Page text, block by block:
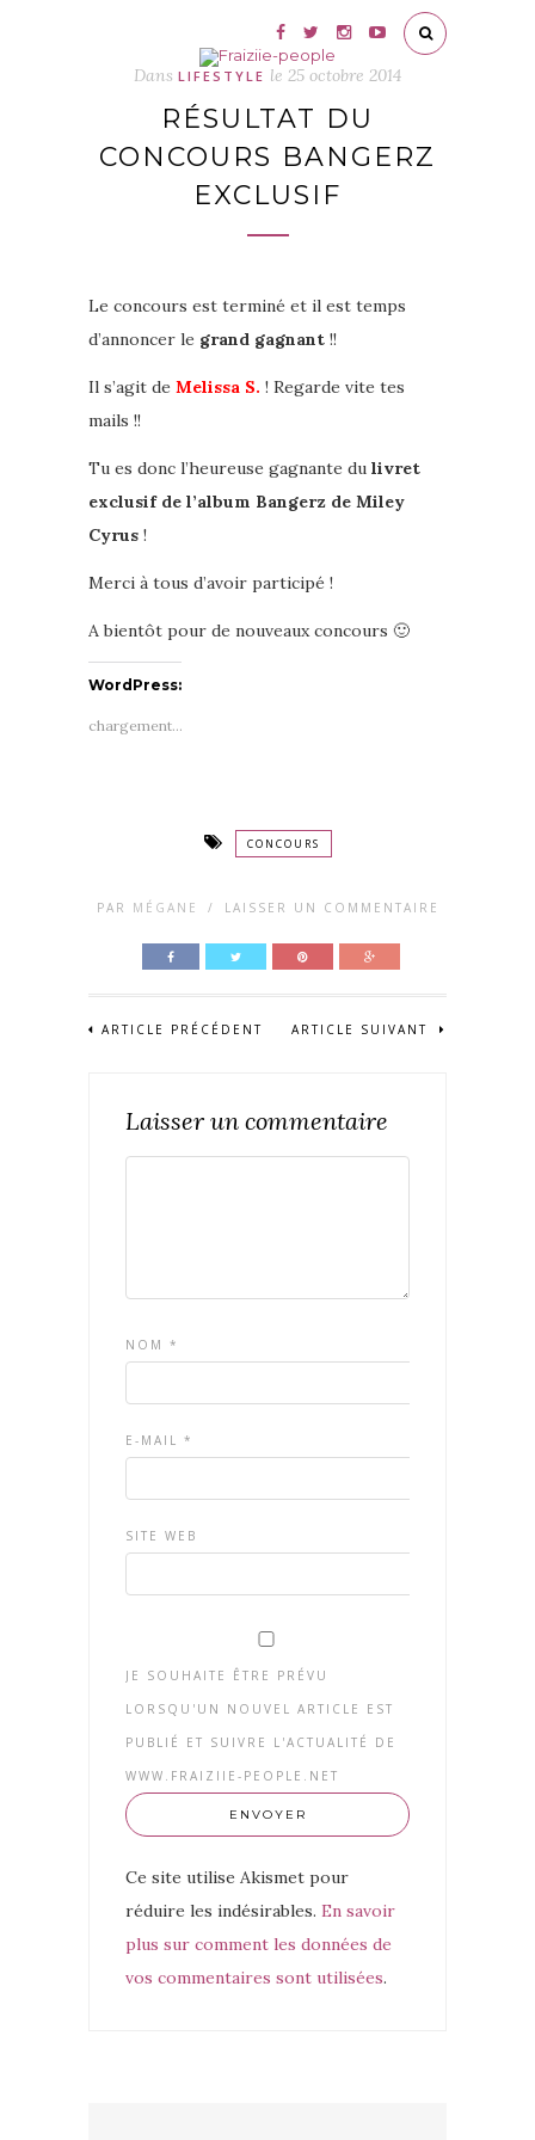
Dans LIFESTYLE le 25 octobre 2014
RÉSULTAT DU
CONCOURS BANGERZ
EXCLUSIF
Le concours est terminé et il est temps
d’annoncer le grand gagnant !!
Il s’agit de Melissa S. ! Regarde vite tes
mails !!
Tu es donc l’heureuse gagnante du livret
exclusif de l’album Bangerz de Miley
Cyrus !
Merci à tous d’avoir participé !
A bientôt pour de nouveaux concours 🙂
WordPress:
chargement…
CONCOURS
PAR MÉGANE / LAISSER UN COMMENTAIRE
ARTICLE PRÉCÉDENT ARTICLE SUIVANT
Laisser un commentaire
NOM *
E-MAIL *
SITE WEB
JE SOUHAITE ÊTRE PRÉVU
LORSQU'UN NOUVEL ARTICLE EST
PUBLIÉ ET SUIVRE L'ACTUALITÉ DE
WWW.FRAIZIIE-PEOPLE.NET
Ce site utilise Akismet pour
réduire les indésirables. En savoir
plus sur comment les données de
vos commentaires sont utilisées.